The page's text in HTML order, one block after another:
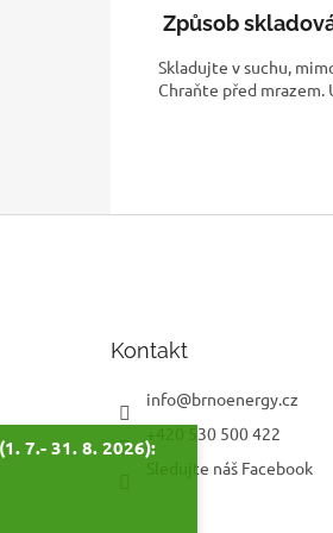
7.- 31. 8. 2026):
Způsob
Skladujte v suchu,
Chraňte před
Kontakt
info@brnoenergy.cz
+420 530 500 422
Sledujte náš Facebook